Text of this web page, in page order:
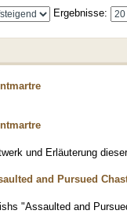
Ergebnisse:
und Erläuterung
and Pursued
"Assaulted and